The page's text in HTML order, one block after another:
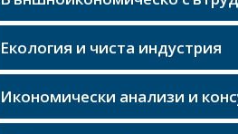
Екология и чиста индустрия
Икономически анализи и